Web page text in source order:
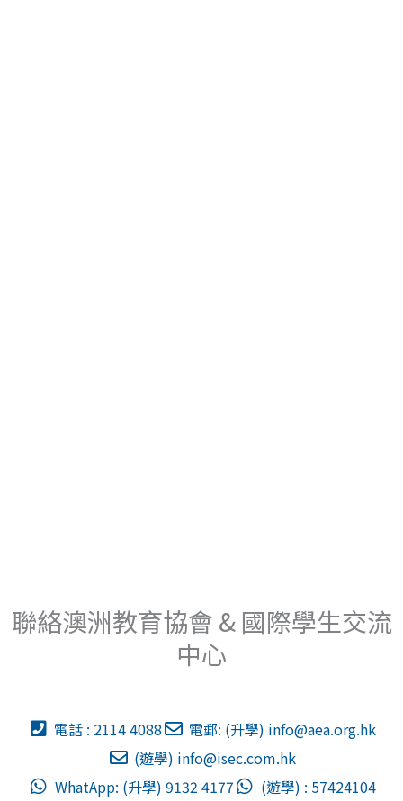
聯絡澳洲教育協會 & 國際學生交流
中心
電話 : 2114 4088 電郵: (升學) info@aea.org.hk
(遊學) info@isec.com.hk
WhatApp: (升學) 9132 4177
(遊學) : 57424104